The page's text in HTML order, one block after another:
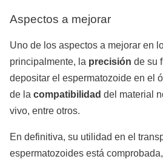
Aspectos a mejorar
Uno de los aspectos a mejorar en
principalmente, la precisión de su
depositar el espermatozoide en el
de la compatibilidad del material
vivo, entre otros.
En definitiva, su utilidad en el
espermatozoides está